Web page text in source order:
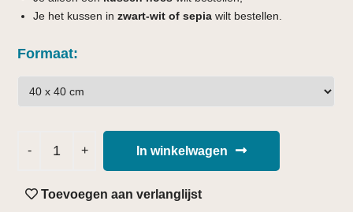
Je het kussen inzwart-wit of sepia wilt bestellen.
Formaat
In winkelwagen
Toevoegen aan verlanglijst